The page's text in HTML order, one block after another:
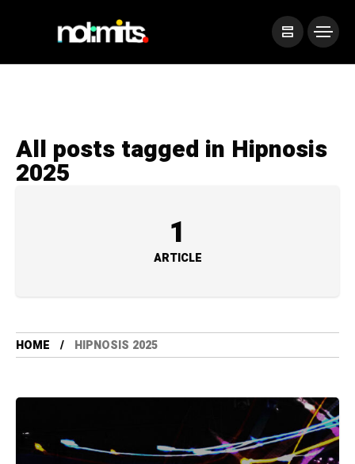
All posts tagged in Hipnosis
2025
1
ARTICLE
HOME HIPNOSIS 2025